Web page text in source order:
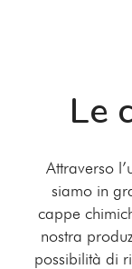
Le
Attraverso
siamo in
cappe
nostra
possibilità di